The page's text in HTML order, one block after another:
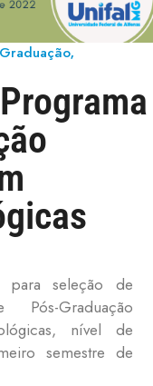
,
para seleção de
Graduação
nível de
semestre de